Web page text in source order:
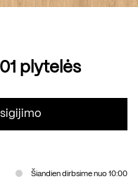
plytelės
Šiandien dirbsime nuo 10:00